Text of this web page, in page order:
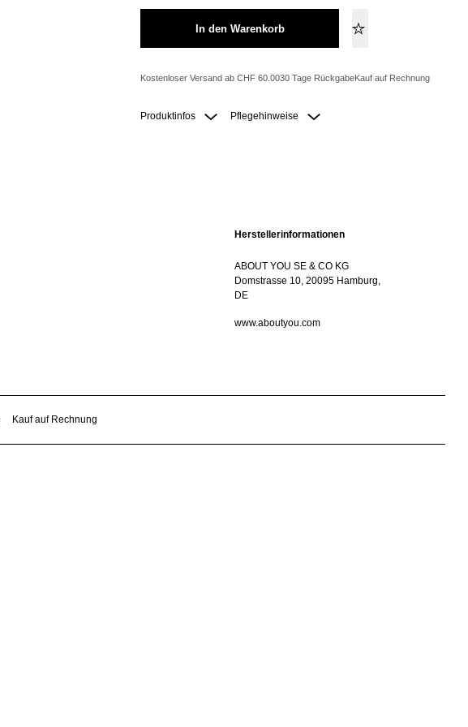
In den Warenkorb
Kostenloser Versand ab CHF 60.0030 Tage RückgabeKauf auf Rechnung
Produktinfos Pflegehinweise
Herstellerinformationen
ABOUT YOU SE & CO KG
Domstrasse 10, 20095 Hamburg,
DE
www.aboutyou.com
Kauf auf Rechnung